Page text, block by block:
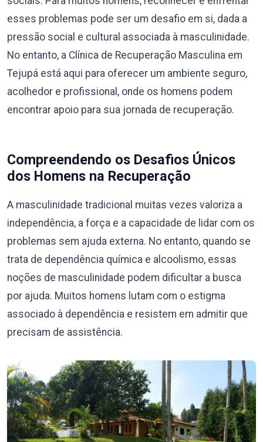
esses problemas pode ser um desafio em si, dada a
pressão social e cultural associada à masculinidade.
No entanto, a Clínica de Recuperação Masculina em
Tejupá está aqui para oferecer um ambiente seguro,
acolhedor e profissional, onde os homens podem
encontrar apoio para sua jornada de recuperação.
Compreendendo os Desafios Únicos
dos Homens na Recuperação
A masculinidade tradicional muitas vezes valoriza a
independência, a força e a capacidade de lidar com os
problemas sem ajuda externa. No entanto, quando se
trata de dependência química e alcoolismo, essas
noções de masculinidade podem dificultar a busca
por ajuda. Muitos homens lutam com o estigma
associado à dependência e resistem em admitir que
precisam de assistência.